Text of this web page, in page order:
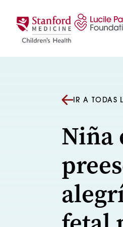
IR A TODAS
Niña